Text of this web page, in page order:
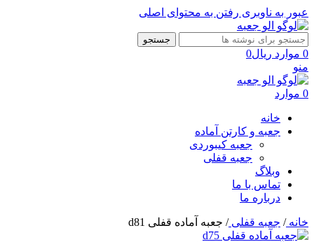
عبور به ناوبری رفتن به محتوای اصلی
جستجو
0 موارد ریال0
منو
0 موارد
خانه
جعبه و کارتن آماده
جعبه کیبوردی
جعبه قفلی
وبلاگ
تماس با ما
درباره ما
خانه/ جعبه قفلی/ جعبه آماده قفلی d81